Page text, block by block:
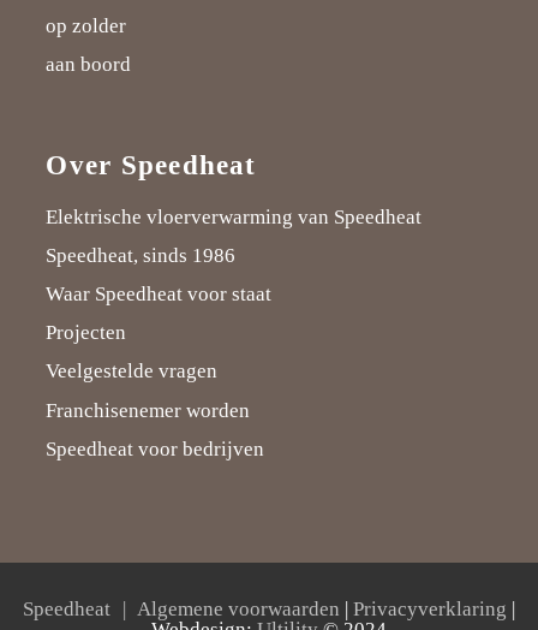
op zolder
aan boord
Over Speedheat
Elektrische vloerverwarming van Speedheat
Speedheat, sinds 1986
Waar Speedheat voor staat
Projecten
Veelgestelde vragen
Franchisenemer worden
Speedheat voor bedrijven
Speedheat Algemene voorwaarden Privacyverklaring